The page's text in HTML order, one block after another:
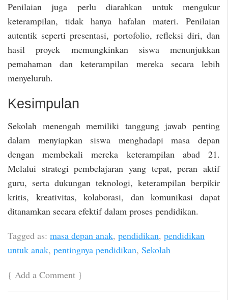
Penilaian juga perlu diarahkan untuk mengukur
keterampilan, tidak hanya hafalan materi. Penilaian
autentik seperti presentasi, portofolio, refleksi diri, dan
hasil proyek memungkinkan siswa menunjukkan
pemahaman dan keterampilan mereka secara lebih
menyeluruh.
Kesimpulan
Sekolah menengah memiliki tanggung jawab penting
dalam menyiapkan siswa menghadapi masa depan
dengan membekali mereka keterampilan abad 21.
Melalui strategi pembelajaran yang tepat, peran aktif
guru, serta dukungan teknologi, keterampilan berpikir
kritis, kreativitas, kolaborasi, dan komunikasi dapat
ditanamkan secara efektif dalam proses pendidikan.
Tagged as: masa depan anak, pendidikan, pendidikan
untuk anak, pentingnya pendidikan, Sekolah
{ Add a Comment }